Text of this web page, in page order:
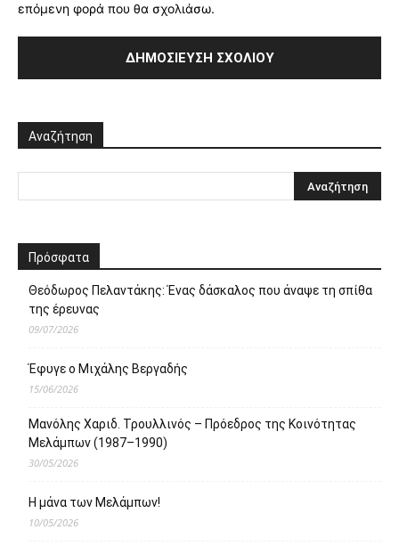
επόμενη φορά που θα σχολιάσω.
Αναζήτηση
Πρόσφατα
Θεόδωρος Πελαντάκης: Ένας δάσκαλος που άναψε τη σπίθα
της έρευνας
09/07/2026
Έφυγε ο Μιχάλης Βεργαδής
15/06/2026
Μανόλης Χαριδ. Τρουλλινός – Πρόεδρος της Κοινότητας
Μελάμπων (1987–1990)
30/05/2026
Η μάνα των Μελάμπων!
10/05/2026